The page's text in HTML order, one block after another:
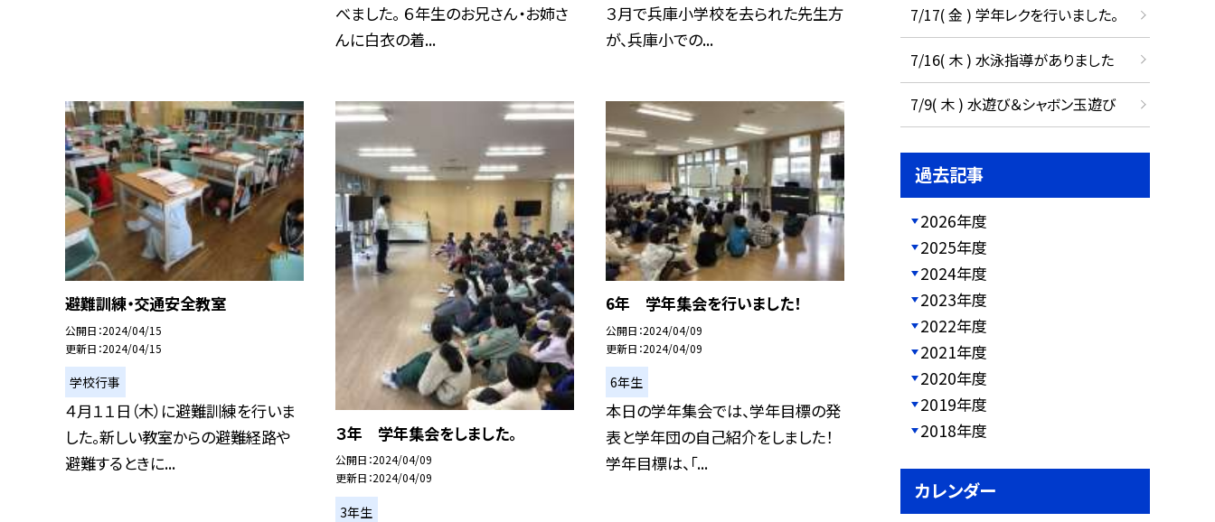
べました。 ６年生のお兄さん・お姉さ
んに白衣の着...
３月で兵庫小学校を去られた先生方
が、兵庫小での...
避難訓練・交通安全教室
公開日 2024/04/15
更新日 2024/04/15
学校行事
４月１１日（木）に避難訓練を行いま
した。新しい教室からの避難経路や
避難するときに...
３年 学年集会をしました。
公開日 2024/04/09
更新日 2024/04/09
3年生
6年 学年集会を行いました！
公開日 2024/04/09
更新日 2024/04/09
6年生
本日の学年集会では、学年目標の発
表と学年団の自己紹介をしました！
学年目標は、「...
7/17( 金 ) 学年レクを行いました。
7/16( 木 ) 水泳指導がありました
7/9( 木 ) 水遊び＆シャボン玉遊び
過去記事
2026年度
2025年度
2024年度
2023年度
2022年度
2021年度
2020年度
2019年度
2018年度
カレンダー